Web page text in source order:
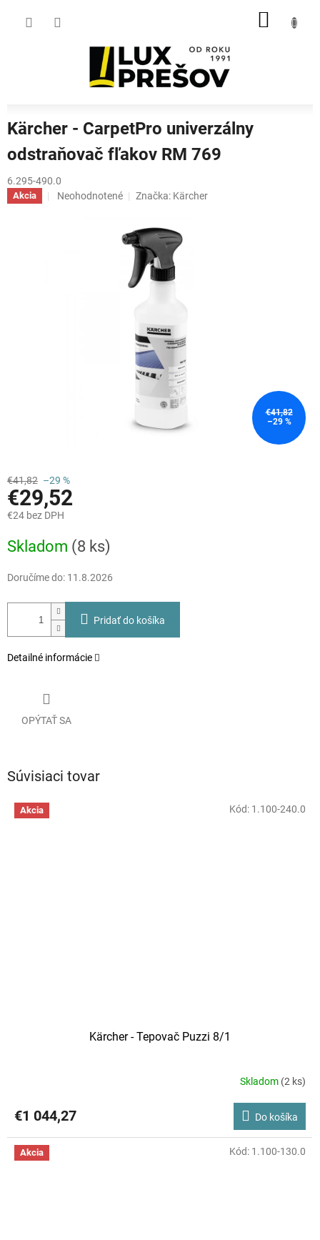
Kärcher - CarpetPro univerzálny
odstraňovač fľakov RM 769
6.295-490.0
Akcia
Priemerné
Neohodnotené Značka: Kärcher
€41,82
–29 %
€41,82 –29 %
€29,52
€24 bez DPH
cena:
Skladom (8 ks)
Doručíme do: 11.8.2026
Pridať do košíka
Detailné informácie
OPÝTAŤ SA
Súvisiaci tovar
Akcia
Kärcher - Tepovač Puzzi 8/1
Skladom (2 ks)
€1 044,27 Do košíka
Kód: 1.100-240.0
Akcia Kód: 1.100-130.0